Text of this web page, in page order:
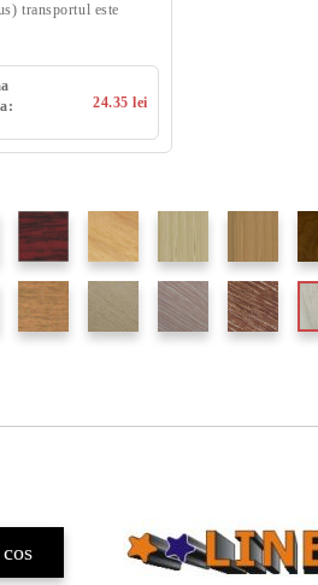
transportul este
24.35 lei